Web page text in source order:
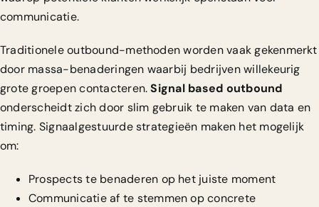
communicatie.
Traditionele outbound-methoden worden vaak gekenmerkt
door massa-benaderingen waarbij bedrijven willekeurig
grote groepen contacteren.Signal based outbound
onderscheidt zich door slim gebruik te maken van data en
timing. Signaalgestuurde strategieën maken het mogelijk
om:
Prospects te benaderen op het juiste moment
Communicatie af te stemmen op concrete